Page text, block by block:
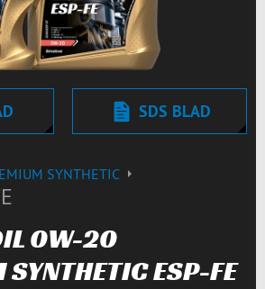
SDS BLAD
SYNTHETIC
0W-20
ESP-FE